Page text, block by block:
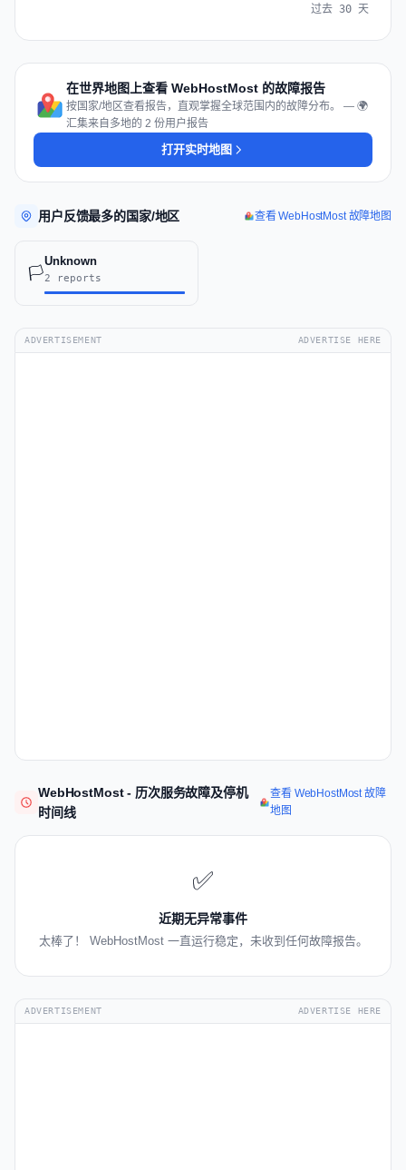
过去 30 天
在世界地图上查看 WebHostMost 的故障报告
按国家/地区查看报告，直观掌握全球范围内的故障分布。 — 🌍
汇集来自多地的 2 份用户报告
打开实时地图
用户反馈最多的国家/地区 查看 WebHostMost 故障地图
🏳️
Unknown
2 reports
ADVERTISEMENT ADVERTISE HERE
WebHostMost - 历次服务故障及停机
时间线
查看 WebHostMost 故障
地图
✅
近期无异常事件
太棒了！ WebHostMost 一直运行稳定，未收到任何故障报告。
ADVERTISEMENT ADVERTISE HERE